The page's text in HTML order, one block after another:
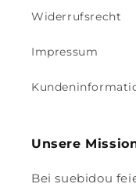
Widerrufsrecht
Impressum
Unsere
Bei suebidou